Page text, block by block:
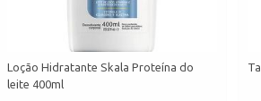
Loção Hidratante Skala Proteína do
leite 400ml